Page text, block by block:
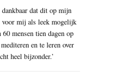
dat dit op mijn
voor mij als leek mogelijk
mensen tien dagen op
en te leren over
heel bijzonder.’